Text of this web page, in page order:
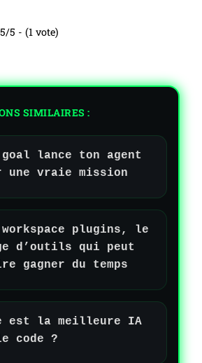
5/5 - (1 vote)
SIMILAIRES :
goal lance ton agent
une vraie mission
workspace plugins, le
d’outils qui peut
gagner du temps
est la meilleure IA
code ?